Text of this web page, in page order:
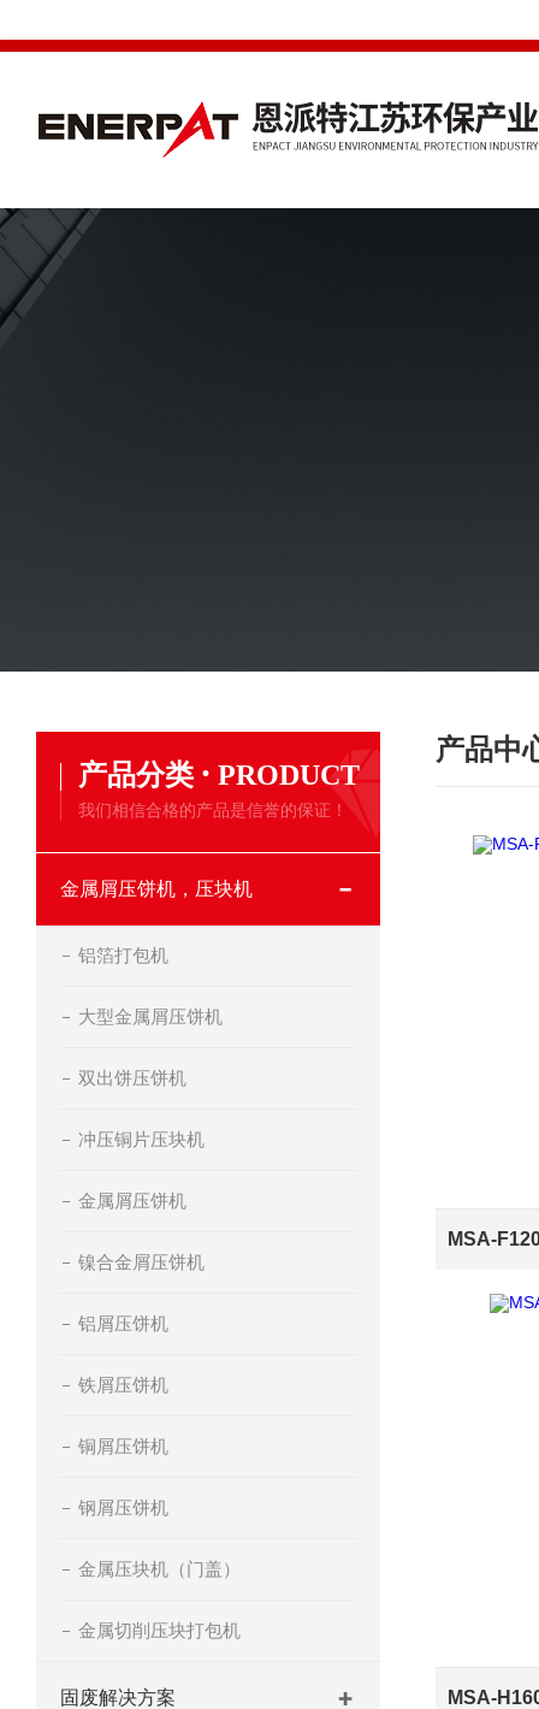
产品分类 · PRODUCT
我们相信合格的产品是信誉的保证！
金属屑压饼机，压块机
铝箔打包机
大型金属屑压饼机
双出饼压饼机
冲压铜片压块机
金属屑压饼机
镍合金屑压饼机
铝屑压饼机
铁屑压饼机
铜屑压饼机
钢屑压饼机
金属压块机（门盖）
金属切削压块打包机
固废解决方案
产品中